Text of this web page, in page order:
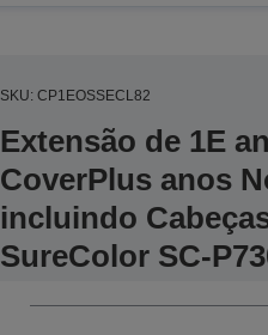
SKU: CP1EOSSECL82
Extensão de 1E
CoverPlus anos
incluindo
SureColor SC-